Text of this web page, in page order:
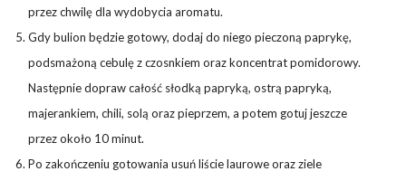
przez chwilę dla wydobycia aromatu.
Gdy bulion będzie gotowy, dodaj do niego pieczoną paprykę,
podsmażoną cebulę z czosnkiem oraz koncentrat pomidorowy.
Następnie dopraw całość słodką papryką, ostrą papryką,
majerankiem, chili, solą oraz pieprzem, a potem gotuj jeszcze
przez około 10 minut.
Po zakończeniu gotowania usuń liście laurowe oraz ziele